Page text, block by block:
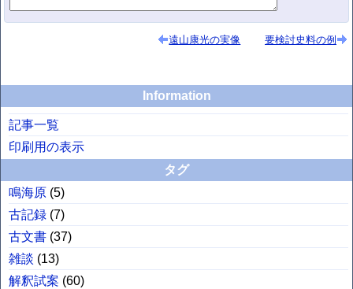
遠山康光の実像 要検討史料の例
Information
記事一覧
印刷用の表示
タグ
鳴海原 (5)
古記録 (7)
古文書 (37)
雑談 (13)
解釈試案 (60)